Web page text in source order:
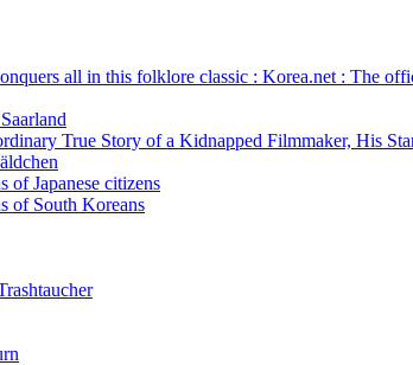
all in this folklore classic : Korea.net : The
True Story of a Kidnapped Filmmaker, His
of Japanese citizens
of South Koreans